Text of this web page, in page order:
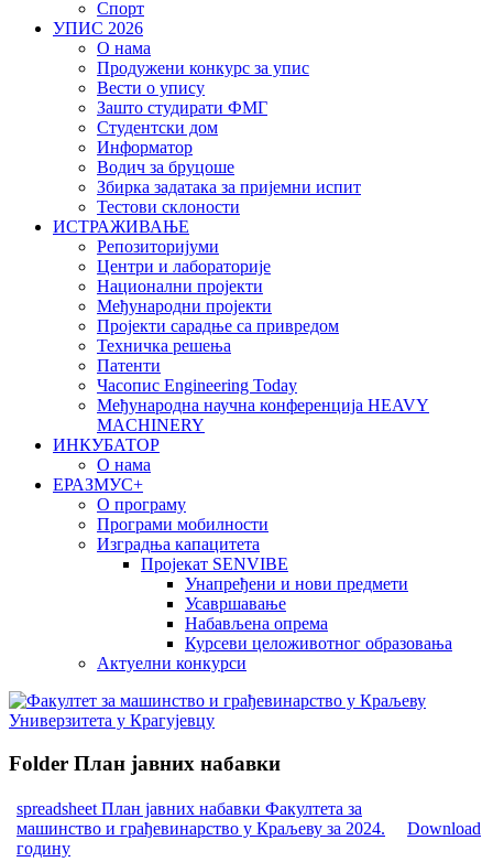
Спорт
УПИС 2026
О нама
Продужени конкурс за упис
Вести о упису
Зашто студирати ФМГ
Студентски дом
Информатор
Водич за бруцоше
Збиркa задатака за пријемни испит
Тестови склоности
ИСТРАЖИВАЊЕ
Репозиторијуми
Центри и лабораторије
Национални пројекти
Међународни пројекти
Пројекти сарадње са привредом
Техничка решења
Патенти
Часопис Engineering Today
Међународна научна конференција HEAVY
MACHINERY
ИНКУБАТОР
О нама
EРАЗМУС+
О програму
Програми мобилности
Изградња капацитета
Пројекат SENVIBE
Унапређени и нови предмети
Усавршавање
Набављена опрема
Курсеви целоживотног образовања
Актуелни конкурси
Folder План јавних набавки
spreadsheet План јавних набавки Факултета за
машинство и грађевинарство у Краљеву за 2024.
годину
Download